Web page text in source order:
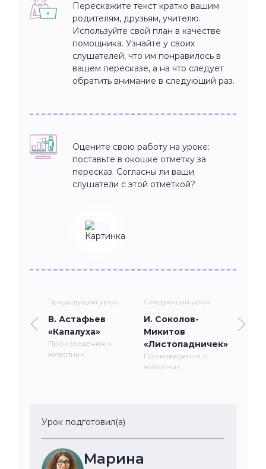
Перескажите текст кратко вашим
родителям, друзьям, учителю.
Используйте свой план в качестве
помощника. Узнайте у своих
слушателей, что им понравилось в
вашем пересказе, а на что следует
обратить внимание в следующий раз.
Оцените свою работу на уроке:
поставьте в окошке отметку за
пересказ. Согласны ли ваши
слушатели с этой отметкой?
Предыдущий урок
В. Астафьев
«Капалуха»
Произведения о
животных
Следующий урок
И. Соколов-
Микитов
«Листопадничек»
Произведения о
животных
Урок подготовил(а)
Марина